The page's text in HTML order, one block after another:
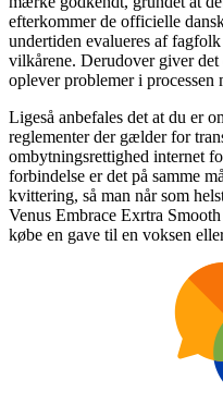
efterkommer de officielle
undertiden evalueres af
vilkårene. Derudover giver
oplever problemer i processen
Ligeså anbefales det at du er
reglementer der gælder for
ombytningsrettighed internet
forbindelse er det på samme
kvittering, så man når som
Venus Embrace Exrtra
købe en gave til en voksen